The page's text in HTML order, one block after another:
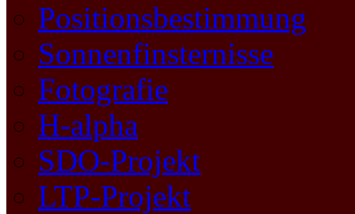
Positionsbestimmung
Sonnenfinsternisse
Fotografie
H-alpha
SDO-Projekt
LTP-Projekt